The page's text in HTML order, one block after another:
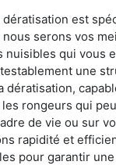
est
serons vos
nuisibles qui vous
une
dératisation,
rongeurs qui
de vie ou sur
rapidité et
pour garantir